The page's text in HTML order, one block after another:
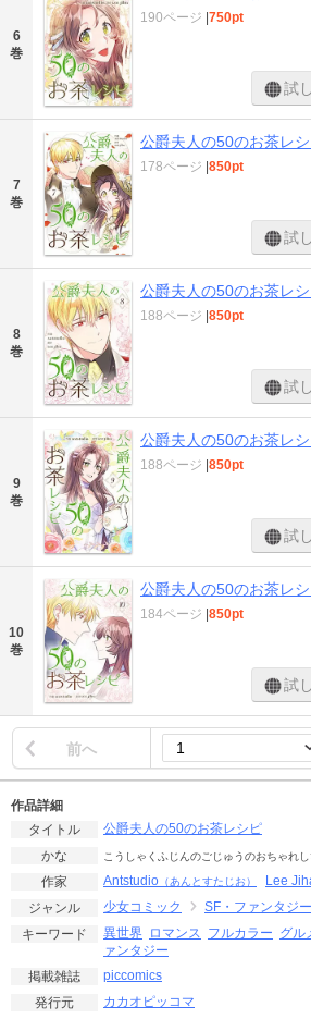
6
巻
190ページ |750pt
試
7
巻
公爵夫人の50のお茶レ
178ページ |850pt
試
8
巻
公爵夫人の50のお茶レ
188ページ |850pt
試
9
巻
公爵夫人の50のお茶レ
188ページ |850pt
試
10
巻
公爵夫人の50のお茶レ
184ページ |850pt
試
前へ
作品詳細
タイトル
公爵夫人の50のお茶レシピ
かな
こうしゃくふじんのごじゅうのおちゃれ
作家 Antstudio （あんとすたじお） Lee
ジャンル 少女コミック
SF・ファンタジー
キーワード
異世界 ロマンス フルカラー グル
ァンタジー
掲載雑誌
piccomics
発行元
カカオピッコマ